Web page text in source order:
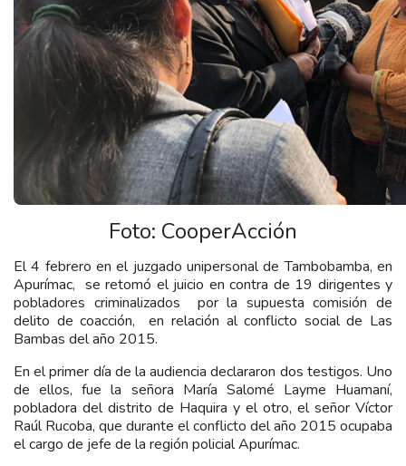
Foto: CooperAcción
El 4 febrero en el juzgado unipersonal de Tambobamba, en
Apurímac, se retomó el juicio en contra de 19 dirigentes y
pobladores criminalizados por la supuesta comisión de
delito de coacción, en relación al conflicto social de Las
Bambas del año 2015.
En el primer día de la audiencia declararon dos testigos. Uno
de ellos, fue la señora María Salomé Layme Huamaní,
pobladora del distrito de Haquira y el otro, el señor Víctor
Raúl Rucoba, que durante el conflicto del año 2015 ocupaba
el cargo de jefe de la región policial Apurímac.